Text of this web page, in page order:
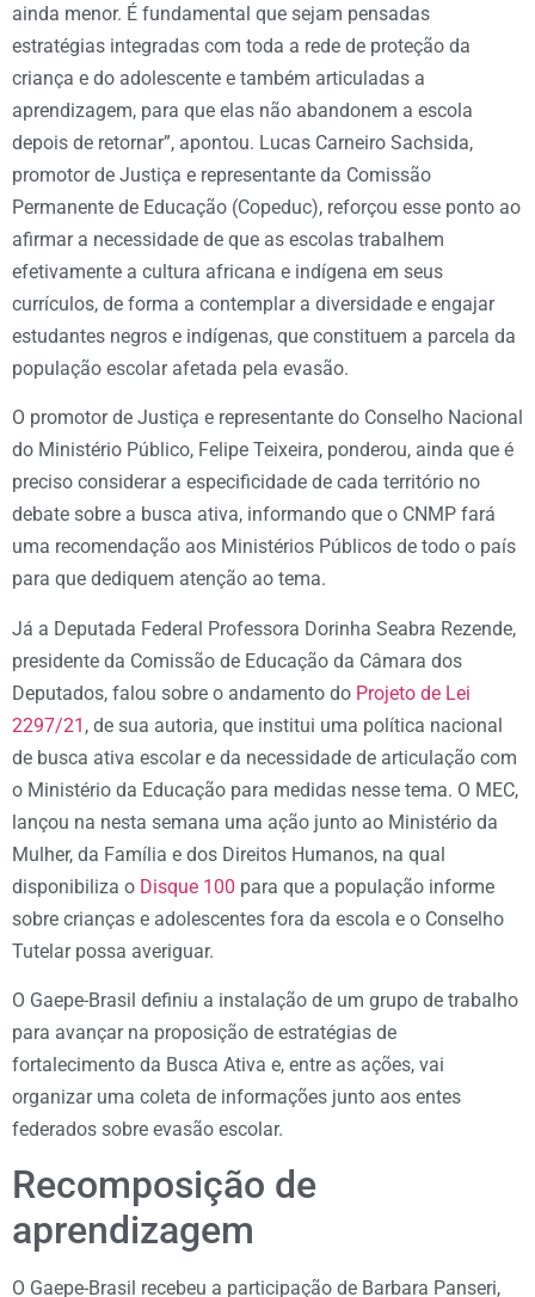
ainda menor. É fundamental que sejam pensadas
estratégias integradas com toda a rede de proteção da
criança e do adolescente e também articuladas a
aprendizagem, para que elas não abandonem a escola
depois de retornar”, apontou. Lucas Carneiro Sachsida,
promotor de Justiça e representante da Comissão
Permanente de Educação (Copeduc), reforçou esse ponto ao
afirmar a necessidade de que as escolas trabalhem
efetivamente a cultura africana e indígena em seus
currículos, de forma a contemplar a diversidade e engajar
estudantes negros e indígenas, que constituem a parcela da
população escolar afetada pela evasão.
O promotor de Justiça e representante do Conselho Nacional
do Ministério Público, Felipe Teixeira, ponderou, ainda que é
preciso considerar a especificidade de cada território no
debate sobre a busca ativa, informando que o CNMP fará
uma recomendação aos Ministérios Públicos de todo o país
para que dediquem atenção ao tema.
Já a Deputada Federal Professora Dorinha Seabra Rezende,
presidente da Comissão de Educação da Câmara dos
Deputados, falou sobre o andamento do Projeto de Lei
2297/21 , de sua autoria, que institui uma política nacional
de busca ativa escolar e da necessidade de articulação com
o Ministério da Educação para medidas nesse tema. O MEC,
lançou na nesta semana uma ação junto ao Ministério da
Mulher, da Família e dos Direitos Humanos, na qual
disponibiliza o Disque 100 para que a população informe
sobre crianças e adolescentes fora da escola e o Conselho
Tutelar possa averiguar.
O Gaepe-Brasil definiu a instalação de um grupo de trabalho
para avançar na proposição de estratégias de
fortalecimento da Busca Ativa e, entre as ações, vai
organizar uma coleta de informações junto aos entes
federados sobre evasão escolar.
Recomposição de
aprendizagem
O Gaepe-Brasil recebeu a participação de Barbara Panseri,